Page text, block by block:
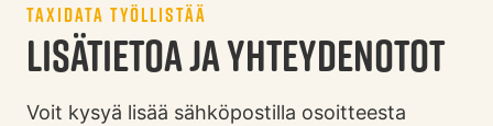
TAXIDATA TYÖLLISTÄÄ
LISÄTIETOA JA YHTEYDENOTOT
Voit kysyä lisää sähköpostilla osoitteesta